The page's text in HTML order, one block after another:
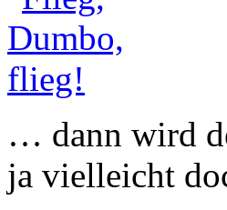
… dann wird
ja vielleicht